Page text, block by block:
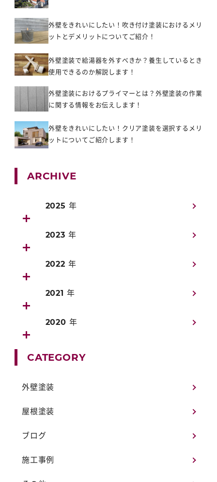
外壁をきれいにしたい！吹き付け塗装におけるメリ
ットとデメリットについてご紹介！
外壁塗装で給湯器を外すべきか？養生しているとき
使用できるのか解説します！
外壁塗装におけるプライマーとは？外壁塗装の作業
に関する情報をお伝えします！
外壁をきれいにしたい！クリア塗装を選択するメリ
ットについてご紹介します！
ARCHIVE
2025 年
2023 年
2022 年
2021 年
2020 年
CATEGORY
外壁塗装
屋根塗装
ブログ
施工事例